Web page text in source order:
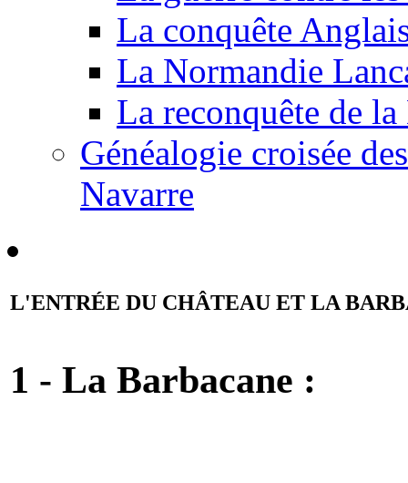
La conquête
La Normandie
La reconquête de
Généalogie croisée
Navarre
L'ENTRÉE DU CHÂTEAU ET LA
1 - La Barbacane :